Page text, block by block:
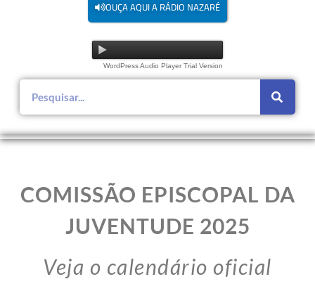
OUÇA AQUI A RÁDIO NAZARÉ
WordPress Audio Player Trial Version
COMISSÃO EPISCOPAL DA
JUVENTUDE 2025
Veja o calendário oficial